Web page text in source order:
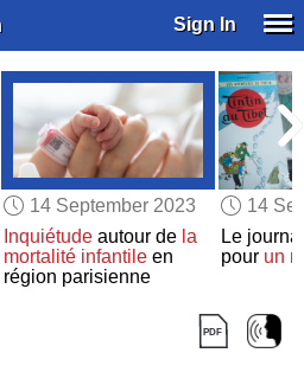
Sign In
14 September 2023
Inquiétudeautour de la
mortalité infantileen
région parisienne
14
Le
pour un